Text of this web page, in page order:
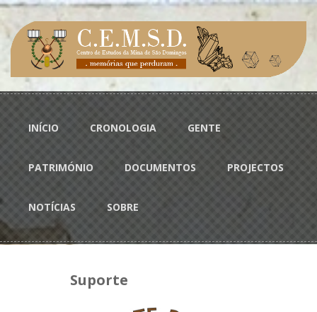
Passar para o conteúdo principal
Menu principal
INÍCIO CRONOLOGIA GENTE
PATRIMÓNIO DOCUMENTOS PROJECTOS
NOTÍCIAS SOBRE
Suporte